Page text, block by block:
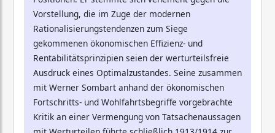
Vorstellung, die im Zuge der modernen
Rationalisierungstendenzen zum Siege
gekommenen ökonomischen Effizienz- und
Rentabilitätsprinzipien seien der werturteilsfreie
Ausdruck eines Optimalzustandes. Seine zusammen
mit Werner Sombart anhand der ökonomischen
Fortschritts- und Wohlfahrtsbegriffe vorgebrachte
Kritik an einer Vermengung von Tatsachenaussagen